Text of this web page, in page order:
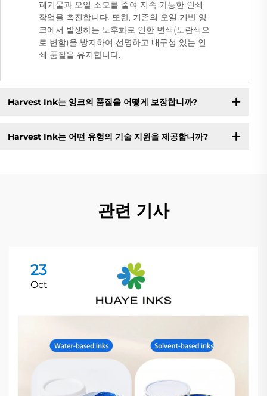
폐기물과 오일 소모를 줄여 지속 가능한 인쇄
작업을 촉진합니다. 또한, 기존의 오일 기반 잉
크에서 발생하는 노후화로 인한 변색(노란색으
로 변함)을 방지하여 선명하고 내구성 있는 인
쇄 품질을 유지합니다.
Harvest Ink는 잉크의 품질을 어떻게 보장합니까?
Harvest Ink는 어떤 유형의 기술 지원을 제공합니까?
관련 기사
23
Oct